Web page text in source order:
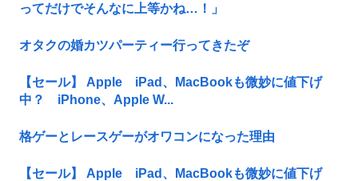
ってだけでそんなに上等かね…！」
オタクの婚カツパーティー行ってきたぞ
【セール】 Apple iPad、MacBookも微妙に値下げ
中？ iPhone、Apple W...
格ゲーとレースゲーがオワコンになった理由
【セール】 Apple iPad、MacBookも微妙に値下げ